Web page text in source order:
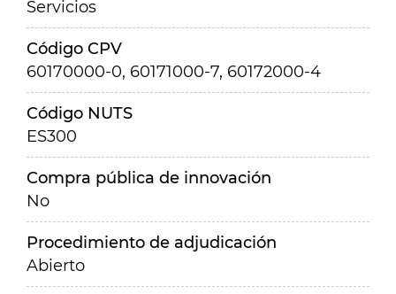
Servicios
Código CPV
60170000-0, 60171000-7, 60172000-4
Código NUTS
ES300
Compra pública de innovación
No
Procedimiento de adjudicación
Abierto